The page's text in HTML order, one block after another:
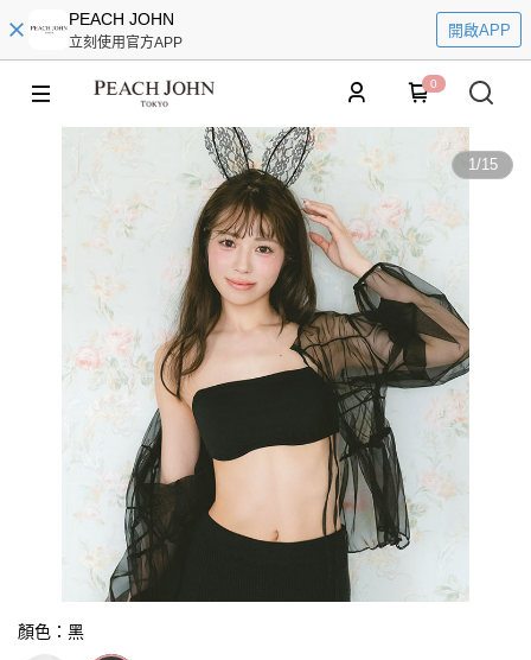
PEACH JOHN
立刻使用官方APP
開啟APP
0
1/15
顏色：黑